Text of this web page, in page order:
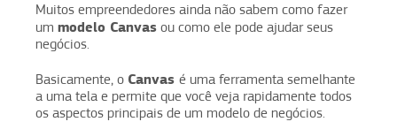
Muitos empreendedores ainda não sabem como fazer
um modelo Canvas ou como ele pode ajudar seus
negócios.
Basicamente, o Canvas é uma ferramenta semelhante
a uma tela e permite que você veja rapidamente todos
os aspectos principais de um modelo de negócios.